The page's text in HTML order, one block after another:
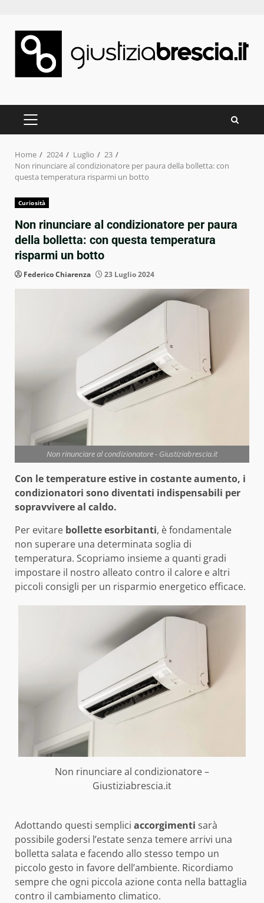
content
PRIMARY
Home 2024 Luglio
23
Non rinunciare al condizionatore per paura della bolletta: con
questa temperatura risparmi un botto
Curiosità
Non rinunciare al condizionatore per paura
della bolletta: con questa temperatura
risparmi un botto
Federico Chiarenza 23 Luglio 2024
Non rinunciare al condizionatore - Giustiziabrescia.it
Con le temperature estive in costante aumento, i
condizionatori sono diventati indispensabili per
sopravvivere al caldo.
Per evitare bollette esorbitanti, è fondamentale
non superare una determinata soglia di
temperatura. Scopriamo insieme a quanti gradi
impostare il nostro alleato contro il calore e altri
piccoli consigli per un risparmio energetico efficace.
Non rinunciare al condizionatore –
Giustiziabrescia.it
Adottando questi semplici accorgimenti sarà
possibile godersi l’estate senza temere arrivi una
bolletta salata e facendo allo stesso tempo un
piccolo gesto in favore dell’ambiente. Ricordiamo
sempre che ogni piccola azione conta nella battaglia
contro il cambiamento climatico.